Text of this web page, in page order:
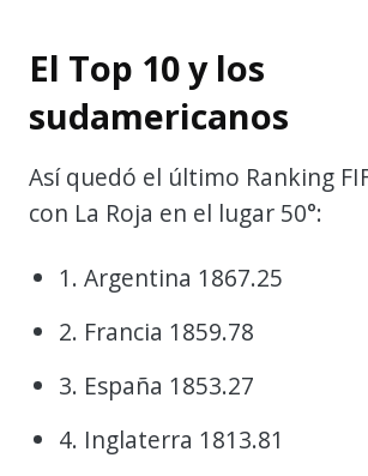
El Top 10 y los
sudamericanos
Así quedó el último Ranking
con La Roja en el lugar 50°:
1. Argentina 1867.25
2. Francia 1859.78
3. España 1853.27
4. Inglaterra 1813.81